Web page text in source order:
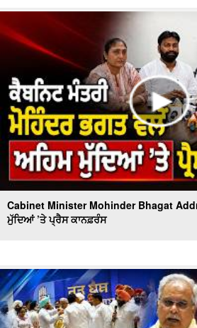
Cabinet Minister Mohinder Bhagat
ਮੁੱਦਿਆਂ ’ਤੇ ਪ੍ਰੈਸ ਕਾਨਫ਼ਰੰਸ